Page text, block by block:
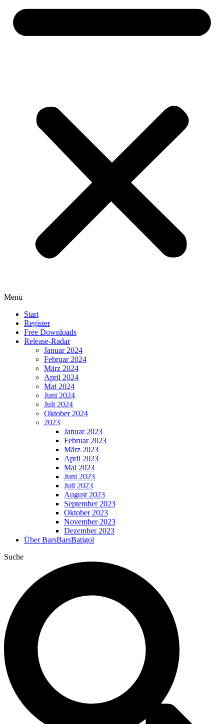
Menü
Start
Register
Free Downloads
Release-Radar
Januar 2024
Februar 2024
März 2024
April 2024
Mai 2024
Juni 2024
Juli 2024
Oktober 2024
2023
Januar 2023
Februar 2023
März 2023
April 2023
Mai 2023
Juni 2023
Juli 2023
August 2023
September 2023
Oktober 2023
November 2023
Dezember 2023
Über BarsBarsBatigol
Suche